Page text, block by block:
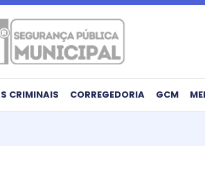
CRIMINAIS CORREGEDORIA GCM